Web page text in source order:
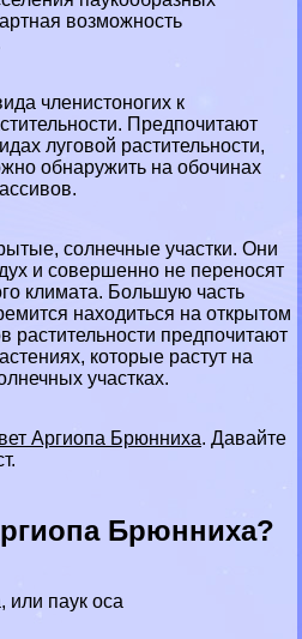
возможность
члeнистоногих к
Предпочитают
луговой растительности,
обнаружить на обочинах
солнечные участки. Они
и совершенно не переносят
климата. Большую часть
находиться на открытом
растительности предпочитают
которые растут на
участках.
Аргиопа Брюнниха. Давайте
Брюнниха?
или паук оса